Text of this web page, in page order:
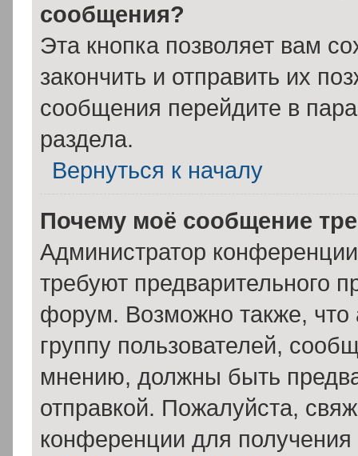
сообщения?
Эта кнопка позволяет вам
закончить и отправить их
сообщения перейдите в
раздела.
Вернуться к началу
Почему моё сообщение
Администратор
требуют предварительного
форум. Возможно также, что
группу пользователей,
мнению, должны быть
отправкой. Пожалуйста,
конференции для